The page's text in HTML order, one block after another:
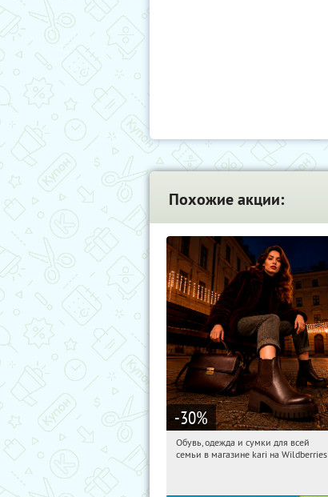
Похожие акции:
-30%
08:45:45 Получили:
Обувь, одежда и сумки для всей
семьи в магазине kari на Wildberries